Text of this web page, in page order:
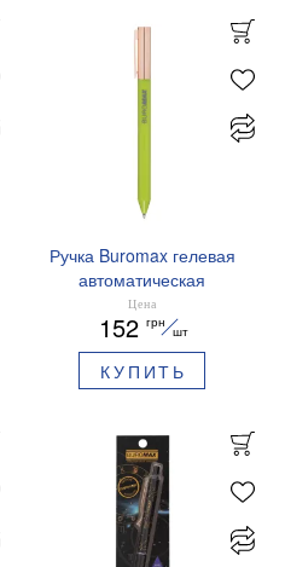
Ручка Buromax гелевая
автоматическая
PRESTIGE GOLD 0,5 мм
синие чернила BM.83101
Цена
152 грн
шт
КУПИТЬ